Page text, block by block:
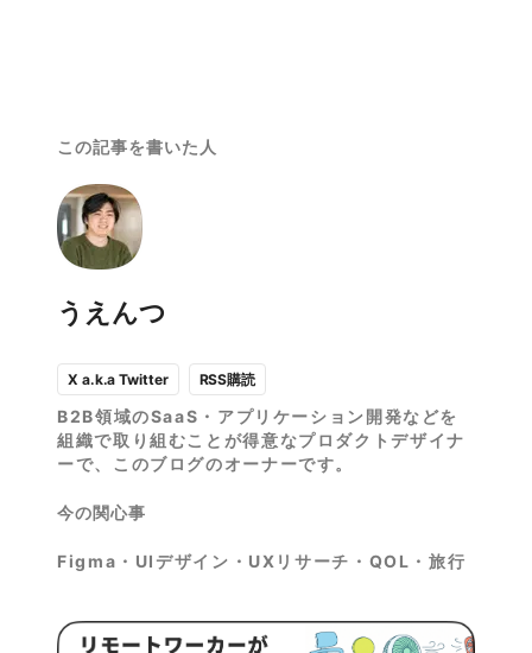
この記事を書いた人
うえんつ
X a.k.a Twitter RSS購読
B2B領域のSaaS・アプリケーション開発などを
組織で取り組むことが得意なプロダクトデザイナ
ーで、このブログのオーナーです。
今の関心事
Figma・UIデザイン・UXリサーチ・QOL・旅行